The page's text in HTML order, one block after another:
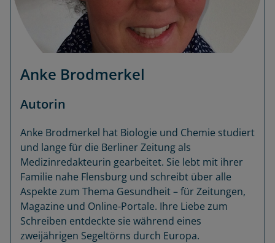
Anke Brodmerkel
Autorin
Anke Brodmerkel hat Biologie und Chemie studiert
und lange für die Berliner Zeitung als
Medizinredakteurin gearbeitet. Sie lebt mit ihrer
Familie nahe Flensburg und schreibt über alle
Aspekte zum Thema Gesundheit – für Zeitungen,
Magazine und Online-Portale. Ihre Liebe zum
Schreiben entdeckte sie während eines
zweijährigen Segeltörns durch Europa.